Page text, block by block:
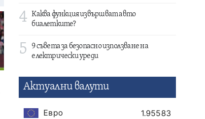
4 Каква функция извършват авто
биалетките?
5
9 съвета за безопасно използване на
електрически уреди
Актуални валути
Евро
1.95583